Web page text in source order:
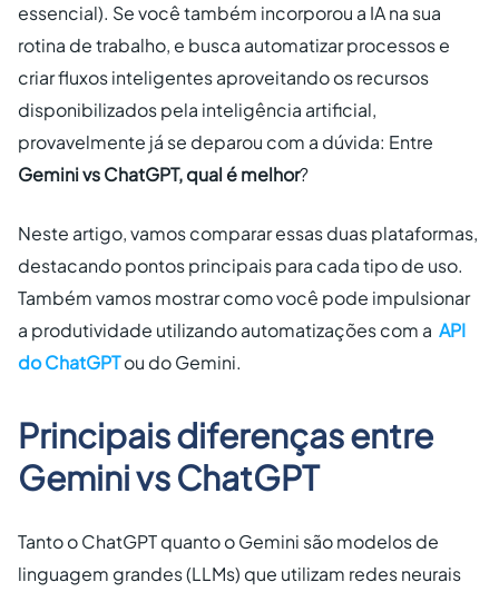
essencial). Se você também incorporou a IA na sua
rotina de trabalho, e busca automatizar processos e
criar fluxos inteligentes aproveitando os recursos
disponibilizados pela inteligência artificial,
provavelmente já se deparou com a dúvida: Entre
Gemini vs ChatGPT, qual é melhor?
Neste artigo, vamos comparar essas duas plataformas,
destacando pontos principais para cada tipo de uso.
Também vamos mostrar como você pode impulsionar
a produtividade utilizando automatizações com a API
do ChatGPTou do Gemini.
Principais diferenças entre
Gemini vs ChatGPT
Tanto o ChatGPT quanto o Gemini são modelos de
linguagem grandes (LLMs) que utilizam redes neurais